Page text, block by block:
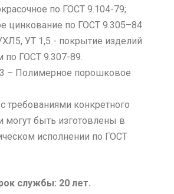
по ГОСТ 9.104-79;
цинкование по ГОСТ 9.305–84
УТ 1,5 - покрытие изделий
по ГОСТ 9.307-89.
– Полимерное порошковое
требованиями конкретного
могут быть изготовлены в
исполнении по ГОСТ
службы: 20 лет.